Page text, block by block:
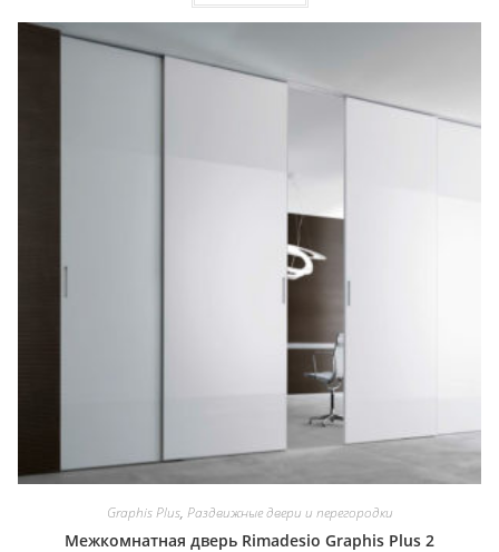
Graphis Plus, Раздвижные двери и перегородки
Межкомнатная дверь Rimadesio Graphis Plus 2